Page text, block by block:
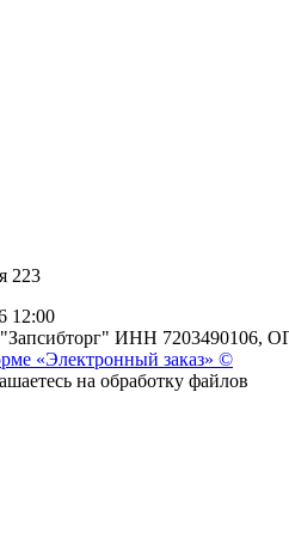
223
12:00
ИНН 7203490106,
«Электронный заказ» ©
на обработку файлов